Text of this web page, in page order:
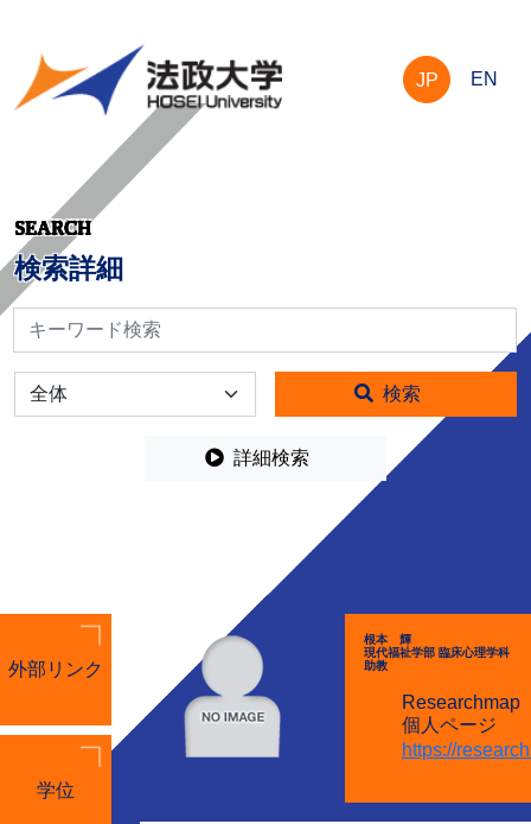
JP EN
SEARCH
検索詳細
検索
全体 検索
詳細検索
外部リンク
学位
根本 輝
現代福祉学部 臨床心理学科
助教
Researchmap
個人ページ
https://